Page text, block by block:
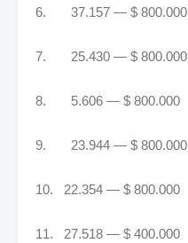
6. 37.157 — $ 800.000
7. 25.430 — $ 800.000
8. 5.606 — $ 800.000
9. 23.944 — $ 800.000
10. 22.354 — $ 800.000
11. 27.518 — $ 400.000